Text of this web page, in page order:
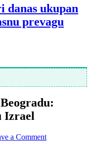
danas ukupan
prevagu
Izrael
a Comment